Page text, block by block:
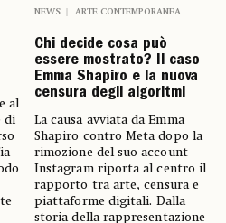
al
di
NEWS ARTE CONTEMPORANEA
Chi decide cosa può
essere mostrato? Il caso
Emma Shapiro e la nuova
censura degli algoritmi
La causa avviata da Emma
Shapiro contro Meta dopo la
rimozione del suo account
Instagram riporta al centro il
rapporto tra arte, censura e
piattaforme digitali. Dalla
storia della rappresentazione